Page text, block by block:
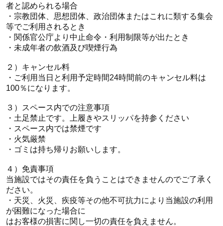
者と認められる場合
・宗教団体、思想団体、政治団体またはこれに類する集会
等でご利用されるとき
・関係官公庁より中止命令・利用制限等が出たとき
・未成年者の飲酒及び喫煙行為
２）キャンセル料
・ご利用当日と利用予定時間24時間前のキャンセル料は
100％になります。
３）スペース内での注意事項
・土足禁止です。上履きやスリッパを持参ください
・スペース内では禁煙です
・火気厳禁
・ゴミは持ち帰りお願いします。
４）免責事項​
当施設ではその責任を負うことはできませんのでご了承く
ださい。
・天災、火災、疾疫等その他不可抗力により当施設の利用
が困難になった場合に
はお客様の損害に関し一切の責任を負えません。